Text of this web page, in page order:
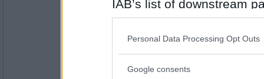
IAB’s list of downstream
also be disclosed by us
Downstream Participants
Please note that this
Personal Data Processing Opt Outs
Google consents
susfors
Antal inlägg: